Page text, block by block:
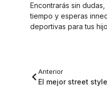
Encontrarás sin
tiempo y esperas
deportivas para tus
Anterior
El mejor street